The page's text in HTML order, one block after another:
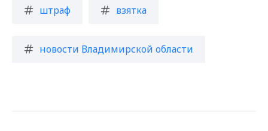
штраф взятка
новости Владимирской области